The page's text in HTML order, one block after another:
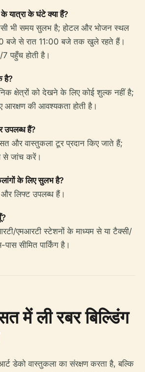
के यात्रा के घंटे क्या हैं?
भी समय सुलभ है; होटल और भोजन स्थल
बजे से रात 11:00 बजे तक खुले रहते हैं।
पहुँच होती है।
है?
क्षेत्रों को देखने के लिए कोई शुल्क नहीं है;
आरक्षण की आवश्यकता होती है।
उपलब्ध हैं?
और वास्तुकला टूर प्रदान किए जाते हैं;
से जांच करें।
के लिए सुलभ है?
और लिफ्ट उपलब्ध हैं।
एमआरटी स्टेशनों के माध्यम से या टैक्सी/
सीमित पार्किंग है।
में ली रबर बिल्डिंग
डेको वास्तुकला का संरक्षण करता है, बल्कि